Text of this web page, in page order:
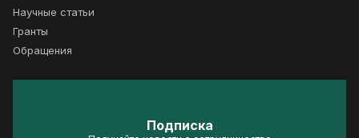
Научные статьи
Гранты
Обращения
Подписка